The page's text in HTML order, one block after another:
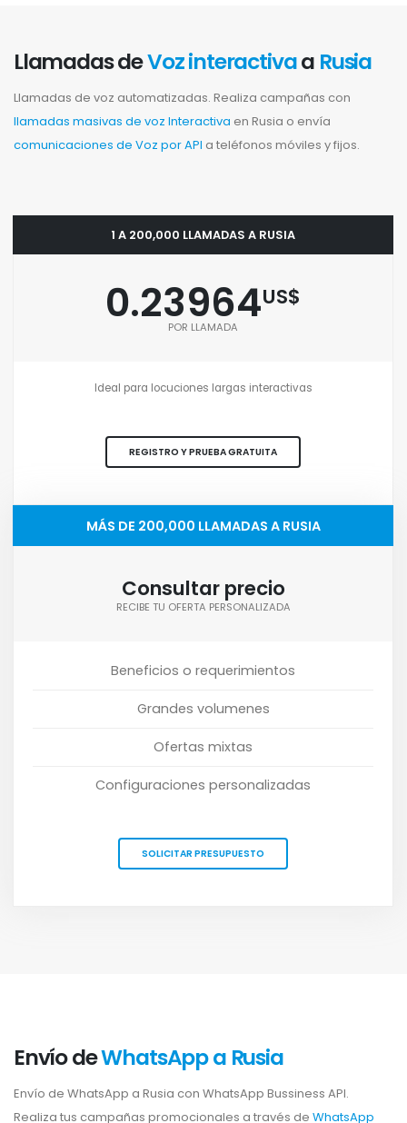
Llamadas deVoz interactivaa Rusia
Llamadas de voz automatizadas. Realiza campañas con
llamadas masivas de voz Interactiva en Rusia o envía
comunicaciones de Voz por API a teléfonos móviles y fijos.
1 A 200,000 LLAMADAS A RUSIA
0.23964US$
POR LLAMADA
Ideal para locuciones largas interactivas
REGISTRO Y PRUEBA GRATUITA
MÁS DE 200,000 LLAMADAS A RUSIA
Consultar precio
RECIBE TU OFERTA PERSONALIZADA
Beneficios o requerimientos
Grandes volumenes
Ofertas mixtas
Configuraciones personalizadas
SOLICITAR PRESUPUESTO
Envío deWhatsApp a Rusia
Envío de WhatsApp a Rusia con WhatsApp Bussiness API.
Realiza tus campañas promocionales a través de WhatsApp